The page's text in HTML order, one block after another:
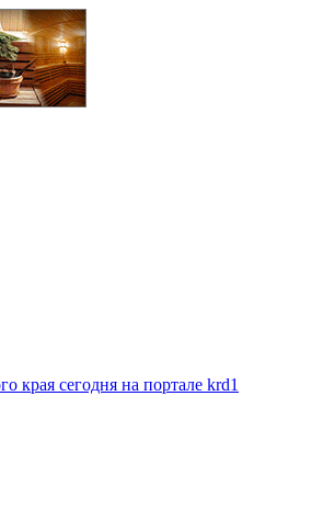
края сегодня на портале krd1